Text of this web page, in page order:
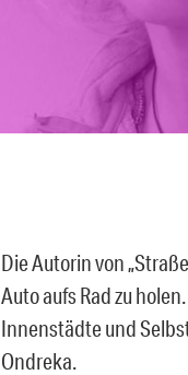
Die Autorin von
Auto aufs Rad zu
Innenstädte und
Ondreka.